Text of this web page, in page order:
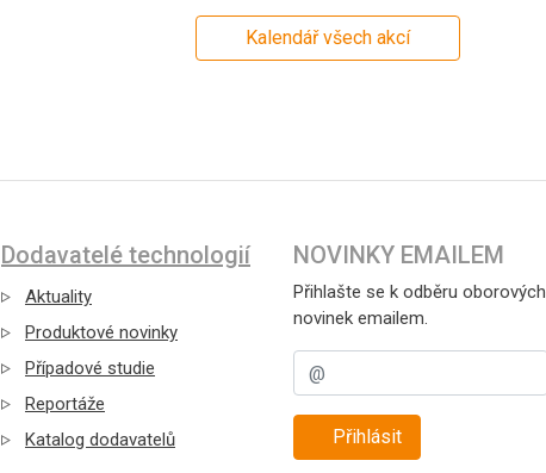
Kalendář všech akcí
Dodavatelé technologií
Aktuality
Produktové novinky
Případové studie
Reportáže
Katalog dodavatelů
NOVINKY EMAILEM
Přihlašte se k odběru oborových
novinek emailem.
Přihlásit